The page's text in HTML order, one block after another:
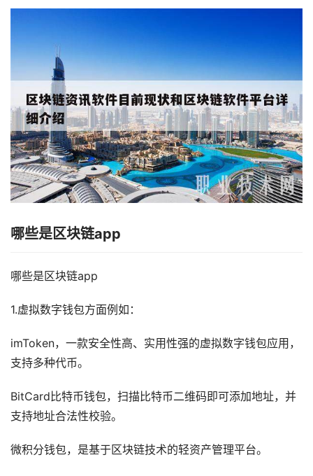
哪些是区块链app
哪些是区块链app
1.虚拟数字钱包方面例如：
imToken，一款安全性高、实用性强的虚拟数字钱包应用，
支持多种代币。
BitCard比特币钱包，扫描比特币二维码即可添加地址，并
支持地址合法性校验。
微积分钱包，是基于区块链技术的轻资产管理平台。